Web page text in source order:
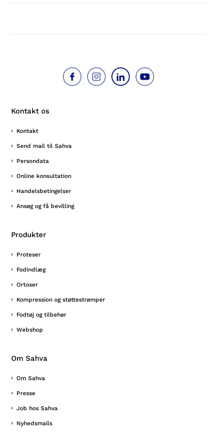
Kontakt os
Kontakt
Send mail til Sahva
Persondata
Online konsultation
Handelsbetingelser
Ansøg og få bevilling
Produkter
Proteser
Fodindlæg
Ortoser
Kompression og støttestrømper
Fodtøj og tilbehør
Webshop
Om Sahva
Om Sahva
Presse
Job hos Sahva
Nyhedsmails